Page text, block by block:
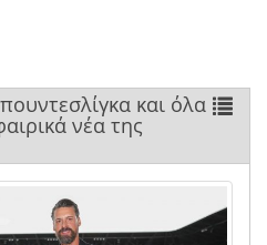
και όλα
νέα της